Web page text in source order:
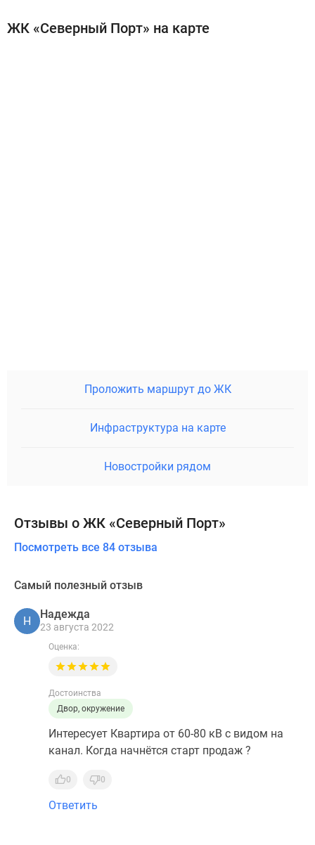
ЖК «Северный Порт» на карте
Проложить маршрут до ЖК
Инфраструктура на карте
Новостройки рядом
Отзывы о ЖК «Северный Порт»
Посмотреть все 84 отзыва
Самый полезный отзыв
Н
Надежда
23 августа 2022
Оценка:
Достоинства
Двор, окружение
Интересует Квартира от 60-80 кВ с видом на
канал. Когда начнётся старт продаж ?
0 0
Ответить